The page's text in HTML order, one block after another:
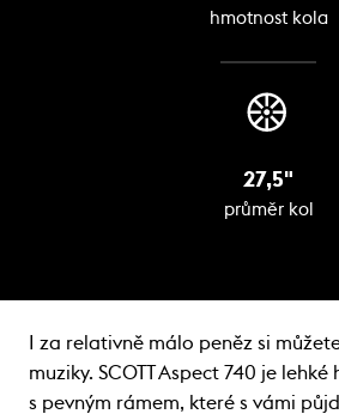
hmotnost kola
27,5"
průměr kol
I za relativně málo peněz si
muziky. SCOTT Aspect 740 je lehké
s pevným rámem, které s vámi